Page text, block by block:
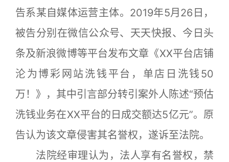
告系某自媒体运营主体。2019年5月26日，
被告分别在微信公众号、天天快报、今日头
条及新浪微博等平台发布文章《XX平台店铺
沦为博彩网站洗钱平台，单店日洗钱50
万！》，其中引言部分转引案外人陈述“预估
洗钱业务在XX平台的日成交额达5亿元”。原
告认为该文章侵害其名誉权，遂诉至法院。
法院经审理认为，法人享有名誉权，禁